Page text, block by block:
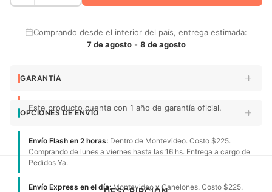
Comprando desde el interior del país, entrega estimada:
7 de agosto- 8 de agosto
GARANTÍA
Este producto cuenta con 1 año de garantía oficial.
OPCIONES DE ENVÍO
Envío Flash en 2 horas: Dentro de Montevideo. Costo $225.
Comprando de lunes a viernes hasta las 16 hs. Entrega a cargo de
Pedidos Ya.
Envío Express en el día:Montevideo y Canelones. Costo $225.